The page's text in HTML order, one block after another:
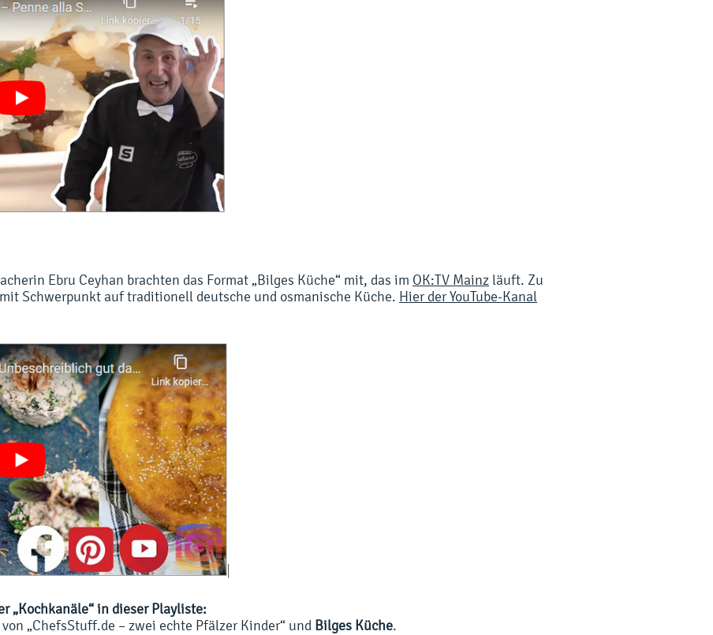
Ebru Ceyhan brachten das Format „Bilges Küche“ mit, das im OK:TV Mainz läuft. Zu
Schwerpunkt auf traditionell deutsche und osmanische Küche. Hier der YouTube-Kanal
„Kochkanäle“ in dieser Playliste:
„ChefsStuff.de – zwei echte Pfälzer Kinder“ und Bilges Küche.